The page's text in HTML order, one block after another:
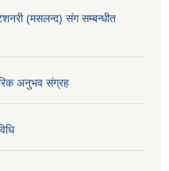
(मसलन्द) संग सम्बन्धीत
अनुभव संग्रह